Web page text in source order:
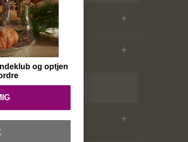
og optjen